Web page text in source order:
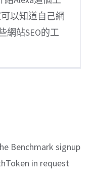
以知道自己網
網站SEO的工
Benchmark signup
in request